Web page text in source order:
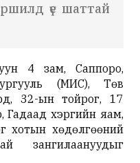
үе шаттай
4 зам, Саппоро,
(МИС), Төв
32-ын тойрог, 17
Гадаад хэргийн яам,
хотын хөдөлгөөний
зангилаануудыг